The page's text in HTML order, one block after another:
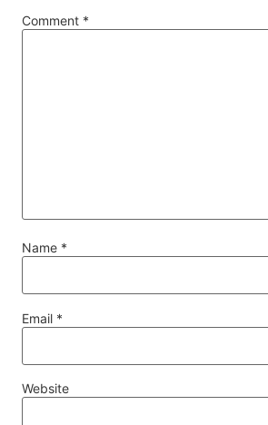
Comment *
Name *
Email *
Website